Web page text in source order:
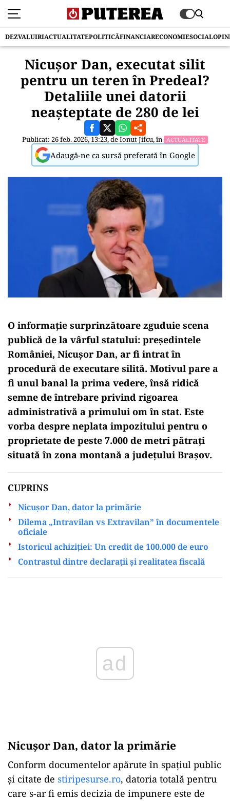
DEZVALUIRIACTUALITATEPOLITICĂFINANCIARECONOMIESOCIAL
Nicușor Dan, executat silit
pentru un teren în Predeal?
Detaliile unei datorii
neașteptate de 280 de lei
Publicat: 26 feb. 2026, 13:23, deIonut Jifcu, în ACTUALITATE
Adaugă-ne ca sursă preferată în Google
O informație surprinzătoare zguduie scena
publică de la vârful statului: președintele
României, Nicușor Dan, ar fi intrat în
procedură de executare silită. Motivul pare a
fi unul banal la prima vedere, însă ridică
semne de întrebare privind rigoarea
administrativă a primului om în stat. Este
vorba despre neplata impozitului pentru o
proprietate de peste 7.000 de metri pătrați
situată în zona montană a județului Brașov.
CUPRINS
Nicuşor Dan, dator la primărie
Dilema „Intravilan vs Extravilan” în documentele
oficiale
Istoricul achiziției: Un credit de 100.000 de euro
Contrastul dintre declarații și realitatea fiscală
Nicuşor Dan, dator la primărie
Conform documentelor apărute în spațiul public
şi citate de stiripesurse.ro, datoria totală pentru
care s-ar fi emis decizia de impunere este de